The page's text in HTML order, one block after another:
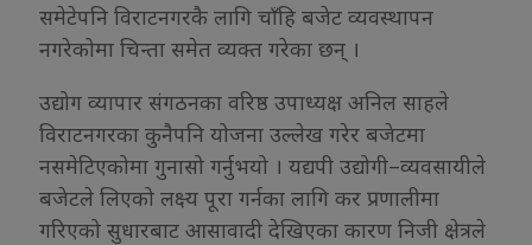
समेटेपनि विराटनगरकै लागि चाँहि बजेट व्यवस्थापन
नगरेकोमा चिन्ता समेत व्यक्त गरेका छन् ।
उद्योग व्यापार संगठनका वरिष्ठ उपाध्यक्ष अनिल साहले
विराटनगरका कुनैपनि योजना उल्लेख गरेर बजेटमा
नसमेटिएकोमा गुनासो गर्नुभयो । यद्यपी उद्योगी–व्यवसायीले
बजेटले लिएको लक्ष्य पूरा गर्नका लागि कर प्रणालीमा
गरिएको सुधारबाट आसावादी देखिएका कारण निजी क्षेत्रले